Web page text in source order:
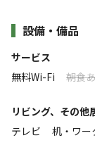
33,000円
■その他オプショ
1セット5,500円/
泊ご利用の場合は
設備・備品
サービス
無料Wi-Fi
朝食
リビング、その他
テレビ
机・ワー
源泉かけ流しの
と6部屋の寝室
行や企業の社員
koti hakoneは
た、350平米も